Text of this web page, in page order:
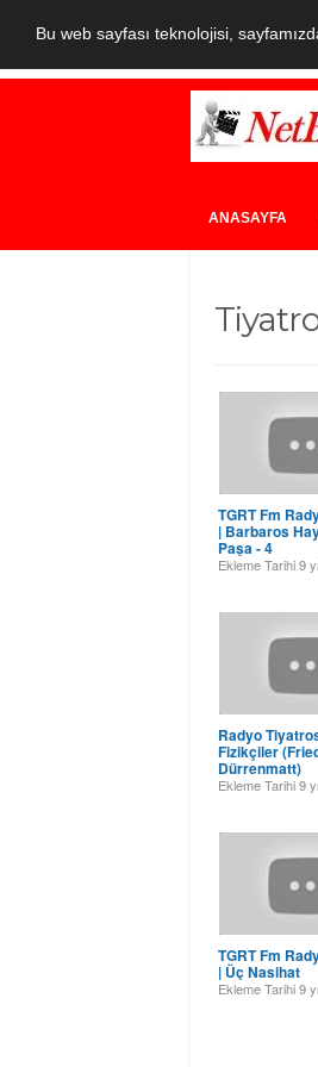
Bu web sayfası teknolojisi,
ANASAYFA
TGRT Fm
| Barbaros
Paşa - 4
Ekleme Tarihi9
Radyo
Fizikçiler
Dürrenmatt)
Ekleme Tarihi9
TGRT Fm
| Üç Nasihat
Ekleme Tarihi9